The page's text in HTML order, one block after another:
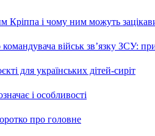
Кріппа і чому ним можуть
військ зв’язку ЗСУ:
для українських дітей-сиріт
і особливості
про головне